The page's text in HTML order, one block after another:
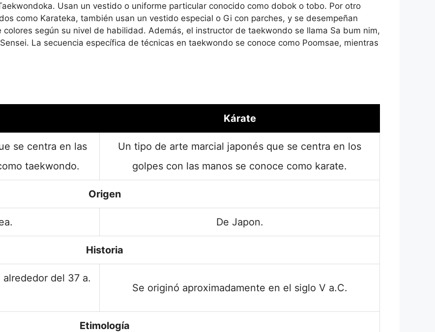
Usan un vestido o uniforme particular conocido como dobok o tobo. Por otro
como Karateka, también usan un vestido especial o Gi con parches, y se desempeñan
según su nivel de habilidad. Además, el instructor de taekwondo se llama Sa bum nim,
La secuencia específica de técnicas en taekwondo se conoce como Poomsae, mientras
Kárate
se centra en las
taekwondo.
Un tipo de arte marcial japonés que se centra en los
golpes con las manos se conoce como karate.
Origen
De Japon.
Historia
del 37 a.
Se originó aproximadamente en el siglo V a.C.
Etimología